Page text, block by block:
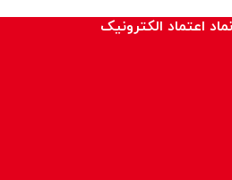
نماد اعتماد الکترونیک